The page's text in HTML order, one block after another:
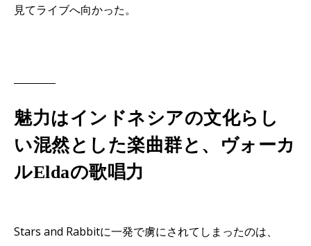
見てライブへ向かった。
魅力はインドネシアの文化らし
い混然とした楽曲群と、ヴォーカ
ルEldaの歌唱力
Stars and Rabbitに一発で虜にされてしまったのは、